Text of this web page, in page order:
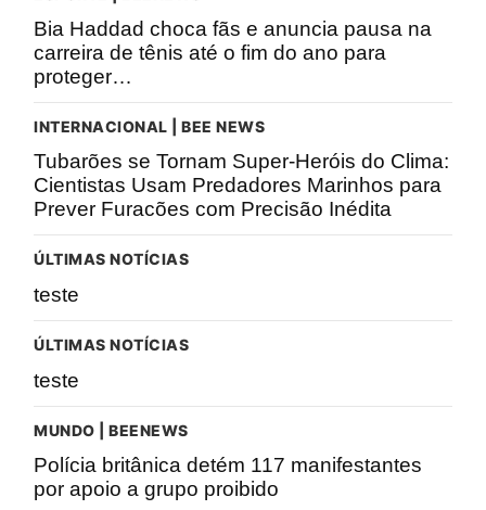
Bia Haddad choca fãs e anuncia pausa na
carreira de tênis até o fim do ano para
proteger…
INTERNACIONAL | BEE NEWS
Tubarões se Tornam Super-Heróis do Clima:
Cientistas Usam Predadores Marinhos para
Prever Furacões com Precisão Inédita
ÚLTIMAS NOTÍCIAS
teste
ÚLTIMAS NOTÍCIAS
teste
MUNDO | BEENEWS
Polícia britânica detém 117 manifestantes
por apoio a grupo proibido